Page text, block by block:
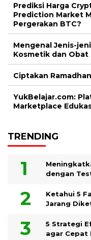
Prediksi Harga
Prediction Market
Pergerakan BTC?
Mengenal Jenis-
Kosmetik dan Obat
Ciptakan
YukBelajar.com:
Marketplace
TRENDING
dengan
Ketahui 5
Jarang
5 Strategi
agar Cepat